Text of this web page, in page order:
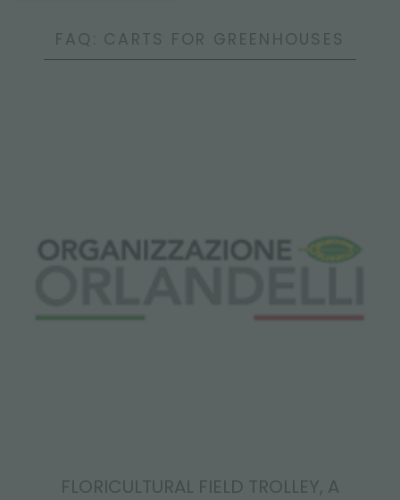
FAQ: CARTS FOR GREENHOUSES
FLORICULTURAL FIELD TROLLEY, A